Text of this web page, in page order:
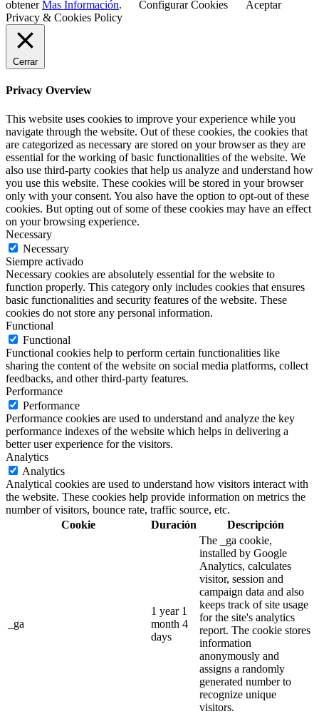
obtenerMas Información. Configurar Cookies
Aceptar
Privacy & Cookies Policy
Cerrar
Privacy Overview
This website uses cookies to improve your experience while you
navigate through the website. Out of these cookies, the cookies that
are categorized as necessary are stored on your browser as they are
essential for the working of basic functionalities of the website. We
also use third-party cookies that help us analyze and understand how
you use this website. These cookies will be stored in your browser
only with your consent. You also have the option to opt-out of these
cookies. But opting out of some of these cookies may have an effect
on your browsing experience.
Necessary
Necessary
Siempre activado
Necessary cookies are absolutely essential for the website to
function properly. This category only includes cookies that ensures
basic functionalities and security features of the website. These
cookies do not store any personal information.
Functional
Functional
Functional cookies help to perform certain functionalities like
sharing the content of the website on social media platforms, collect
feedbacks, and other third-party features.
Performance
Performance
Performance cookies are used to understand and analyze the key
performance indexes of the website which helps in delivering a
better user experience for the visitors.
Analytics
Analytics
Analytical cookies are used to understand how visitors interact with
the website. These cookies help provide information on metrics the
number of visitors, bounce rate, traffic source, etc.
Cookie
Duración Descripción
_ga
1 year 1
month 4
days
The _ga cookie,
installed by Google
Analytics, calculates
visitor, session and
campaign data and also
keeps track of site usage
for the site's analytics
report. The cookie stores
information
anonymously and
assigns a randomly
generated number to
recognize unique
visitors.